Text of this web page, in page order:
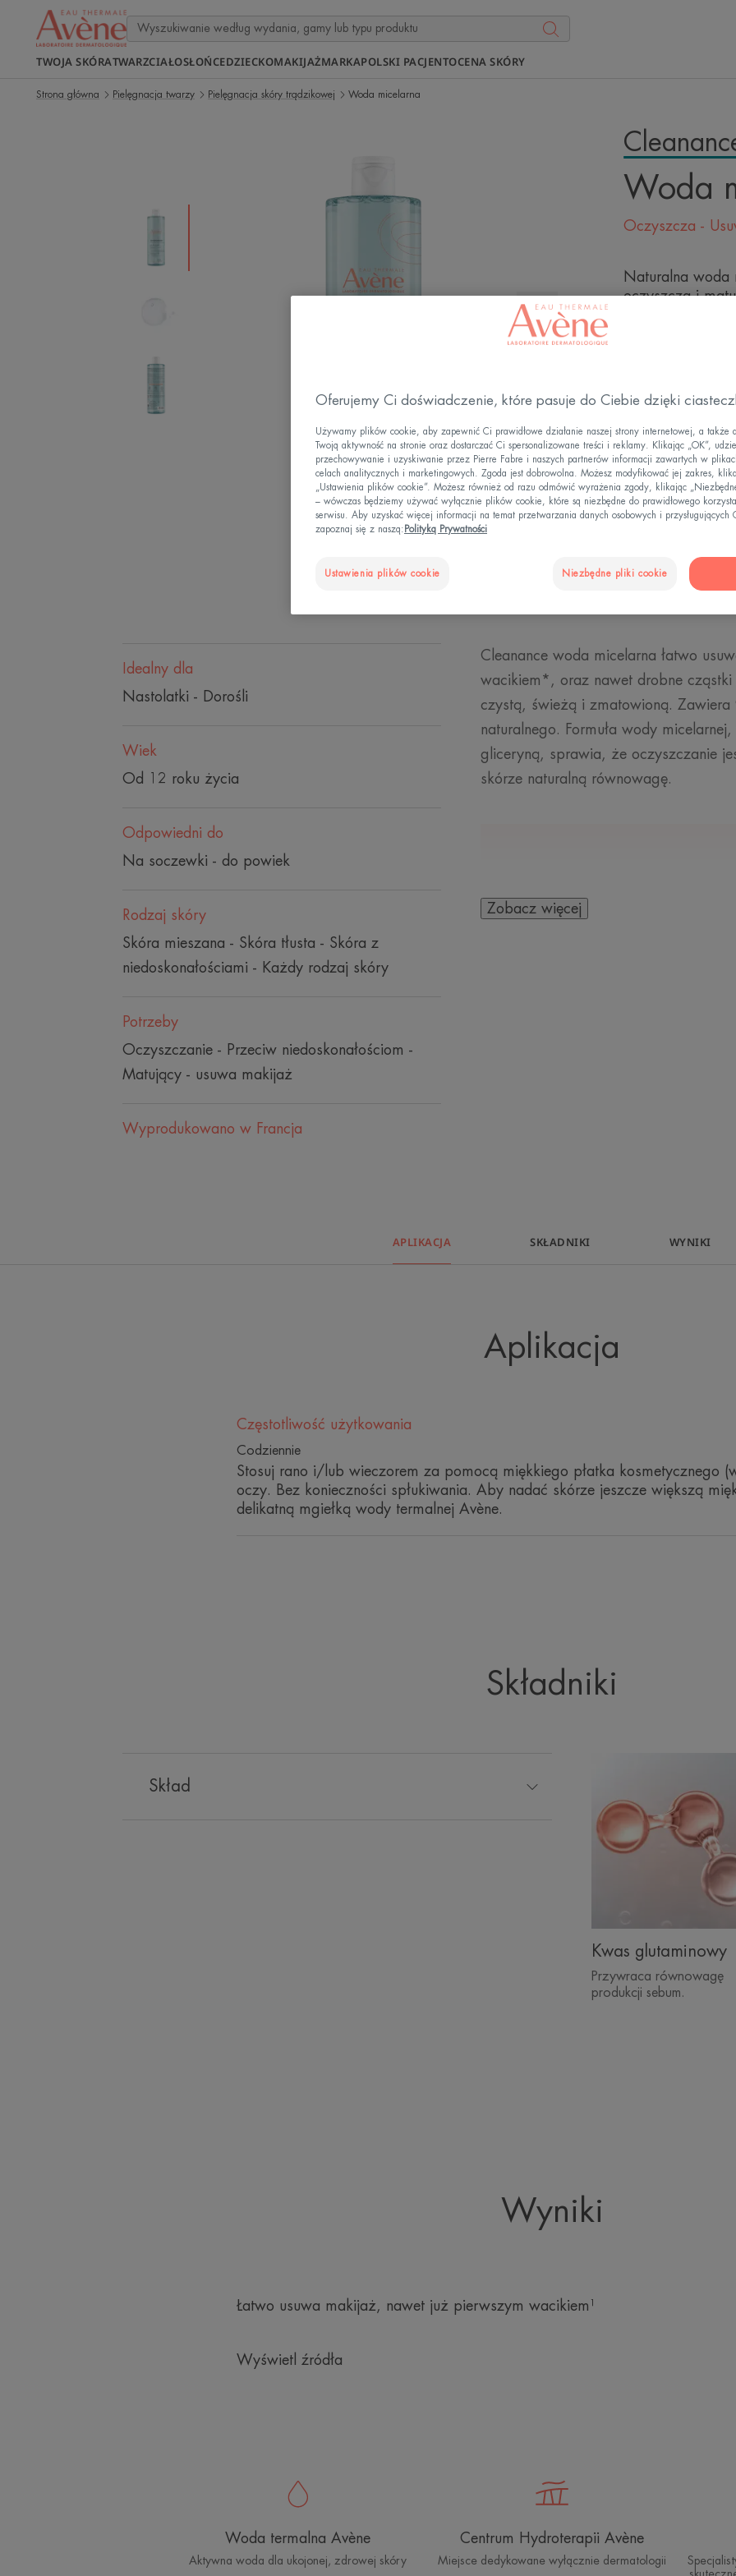
TWOJA SKÓRATWARZCIAŁOSŁOŃCEDZIECKOMAKIJAŻMARKAPOLSKI PACJENTOCENA SKÓRY
Strona główna Pielęgnacja twarzy Pielęgnacja skóry trądzikowej Woda micelarna
Woda
Oczyszcza -
Naturalna woda
oczyszcza i
Formuła
makijaż, nawet
i matuje skórę.
Usuwa makijaż,
Butelka Butelka
400ml
PUNKTY
Idealny dla
Nastolatki - Dorośli
Wiek
Od 12 roku życia
Odpowiedni do
Na soczewki - do powiek
Rodzaj skóry
Skóra mieszana - Skóra tłusta - Skóra z
niedoskonałościami - Każdy rodzaj skóry
Potrzeby
Oczyszczanie - Przeciw niedoskonałościom -
Matujący - usuwa makijaż
Wyprodukowano w Francja
Cleanance woda micelarna łatwo
wacikiem*, oraz nawet drobne
czystą, świeżą i zmatowioną. Zawiera
naturalnego. Formuła wody
gliceryną, sprawia, że oczyszczanie
skórze naturalną równowagę.
KILKA SŁÓW OD
Formuła w 99% pochodzenia
pierwszym wacikiem* oraz drobne
• USUWA MAKIJAŻ: z twarzy i oczu,
• OCZYSZCZA: usuwa
• MATUJE: dzięki zawartości kwasu
Zobacz więcej
APLIKACJA SKŁADNIKI WYNIKI
Aplikacja
Częstotliwość użytkowania
Codziennie
Stosuj rano i/lub wieczorem za pomocą miękkiego płatka kosmetycznego
oczy. Bez konieczności spłukiwania. Aby nadać skórze jeszcze większą
delikatną mgiełką wody termalnej Avène.
Składniki
Skład
Kwas glutaminowy
Przywraca równowagę
produkcji sebum.
Wyniki
Łatwo usuwa makijaż, nawet już pierwszym wacikiem¹
Wyświetl źródła
Woda termalna Avène
Aktywna woda dla ukojonej, zdrowej skóry
Centrum Hydroterapii Avène
Miejsce dedykowane wyłącznie dermatologii
Oferujemy Ci doświadczenie, które pasuje do Ciebie dzięki
Używamy plików cookie, aby zapewnić Ci prawidłowe działanie naszej strony internetowej, a także
Twoją aktywność na stronie oraz dostarczać Ci spersonalizowane treści i reklamy. Klikając „OK”,
przechowywanie i uzyskiwanie przez Pierre Fabre i naszych partnerów informacji zawartych w
celach analitycznych i marketingowych. Zgoda jest dobrowolna. Możesz modyfikować jej zakres,
„Ustawienia plików cookie”. Możesz również od razu odmówić wyrażenia zgody, klikając
– wówczas będziemy używać wyłącznie plików cookie, które są niezbędne do prawidłowego
serwisu. Aby uzyskać więcej informacji na temat przetwarzania danych osobowych i przysługujących
zapoznaj się z naszą: Polityką Prywatności
Ustawienia plików cookie Niezbędne pliki cookie